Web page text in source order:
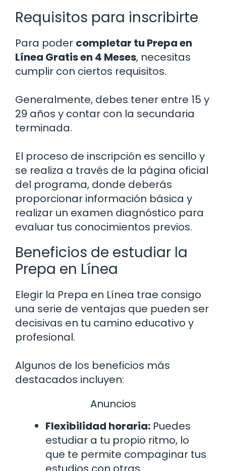
Requisitos para inscribirte
Para poder completar tu Prepa en
Línea Gratis en 4 Meses, necesitas
cumplir con ciertos requisitos.
Generalmente, debes tener entre 15 y
29 años y contar con la secundaria
terminada.
El proceso de inscripción es sencillo y
se realiza a través de la página oficial
del programa, donde deberás
proporcionar información básica y
realizar un examen diagnóstico para
evaluar tus conocimientos previos.
Beneficios de estudiar la
Prepa en Línea
Elegir la Prepa en Línea trae consigo
una serie de ventajas que pueden ser
decisivas en tu camino educativo y
profesional.
Algunos de los beneficios más
destacados incluyen:
Anuncios
Flexibilidad horaria: Puedes
estudiar a tu propio ritmo, lo
que te permite compaginar tus